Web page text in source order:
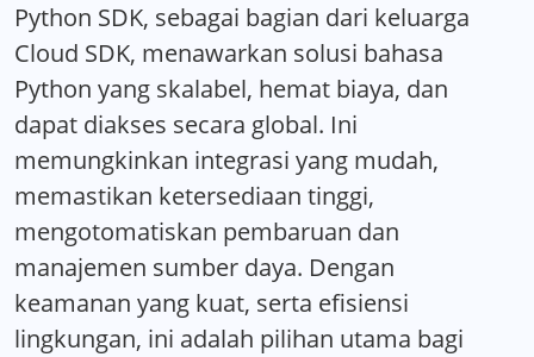
Python SDK, sebagai bagian dari keluarga
Cloud SDK, menawarkan solusi bahasa
Python yang skalabel, hemat biaya, dan
dapat diakses secara global. Ini
memungkinkan integrasi yang mudah,
memastikan ketersediaan tinggi,
mengotomatiskan pembaruan dan
manajemen sumber daya. Dengan
keamanan yang kuat, serta efisiensi
lingkungan, ini adalah pilihan utama bagi